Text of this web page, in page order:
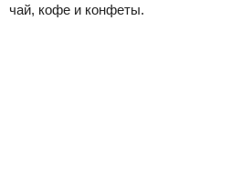
чай, кофе и конфеты.